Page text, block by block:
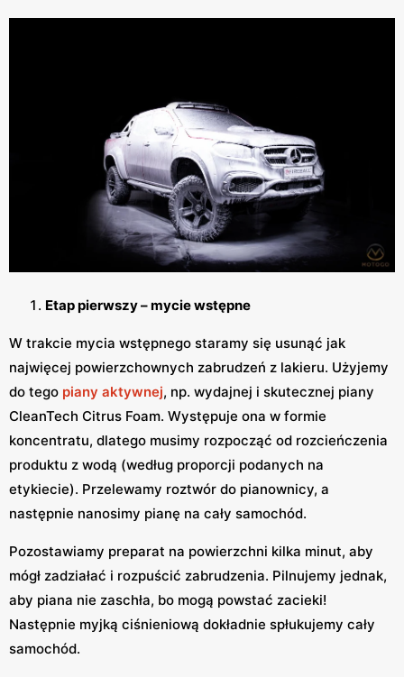
Etap pierwszy – mycie wstępne
W trakcie mycia wstępnego staramy się usunąć jak
najwięcej powierzchownych zabrudzeń z lakieru. Użyjemy
do tego piany aktywnej, np. wydajnej i skutecznej piany
CleanTech Citrus Foam. Występuje ona w formie
koncentratu, dlatego musimy rozpocząć od rozcieńczenia
produktu z wodą (według proporcji podanych na
etykiecie). Przelewamy roztwór do pianownicy, a
następnie nanosimy pianę na cały samochód.
Pozostawiamy preparat na powierzchni kilka minut, aby
mógł zadziałać i rozpuścić zabrudzenia. Pilnujemy jednak,
aby piana nie zaschła, bo mogą powstać zacieki!
Następnie myjką ciśnieniową dokładnie spłukujemy cały
samochód.